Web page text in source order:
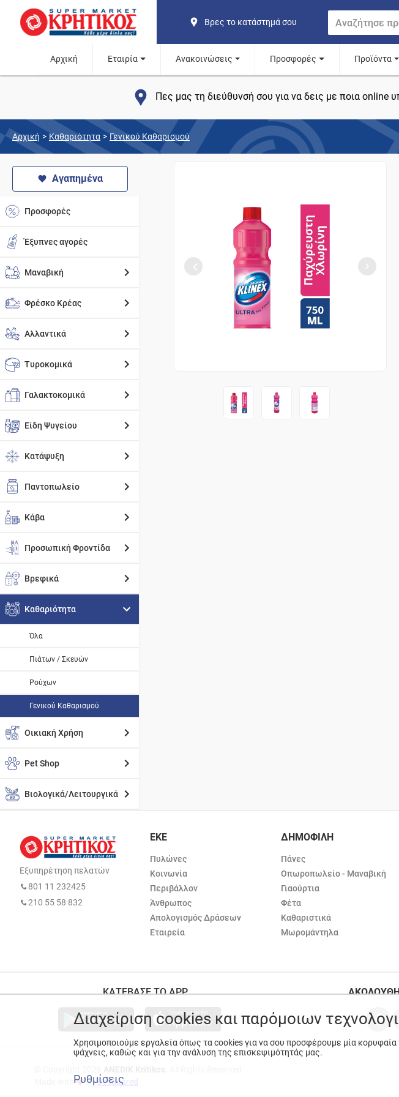
Βρες το κατάστημά σου
Αρχική Εταιρία Ανακοινώσεις Προσφορές Προϊόντα
Πες μας τη διεύθυνσή σου για να δεις με ποια online
Αρχική > Καθαριότητα > Γενικού Καθαρισμού
Αγαπημένα
Προσφορές
Έξυπνες αγορές
Μαναβική
Φρέσκο Κρέας
Αλλαντικά
Τυροκομικά
Γαλακτοκομικά
Είδη Ψυγείου
Κατάψυξη
Παντοπωλείο
Κάβα
Προσωπική Φροντίδα
Βρεφικά
Καθαριότητα
Όλα
Πιάτων / Σκευών
Ρούχων
Γενικού Καθαρισμού
Οικιακή Χρήση
Pet Shop
Βιολογικά/Λειτουργικά
Εξυπηρέτηση πελατών
801 11 232425
210 55 58 832
ΕΚΕ
Πυλώνες
Κοινωνία
Περιβάλλον
Άνθρωπος
Απολογισμός Δράσεων
Εταιρεία
ΔΗΜΟΦΙΛΗ
Πάνες
Οπωροπωλείο - Μαναβική
Γιαούρτια
Φέτα
Καθαριστικά
Μωρομάντηλα
ΚΑΤΕΒΑΣΕ ΤΟ APP
Made with
byDesquared
Διαχείριση cookies και παρόμοιων
Χρησιμοποιούμε εργαλεία όπως τα cookies για να σου προσφέρουμε μία
ψάχνεις, καθώς και για την ανάλυση της επισκεψιμότητάς μας.
Ρυθμίσεις